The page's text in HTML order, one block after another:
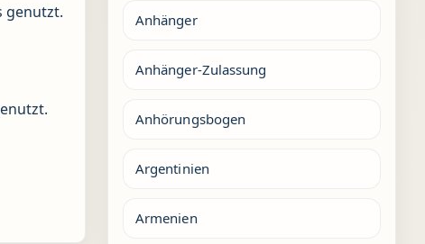
genutzt.
Anhänger
Anhänger-Zulassung
Anhörungsbogen
Argentinien
Armenien